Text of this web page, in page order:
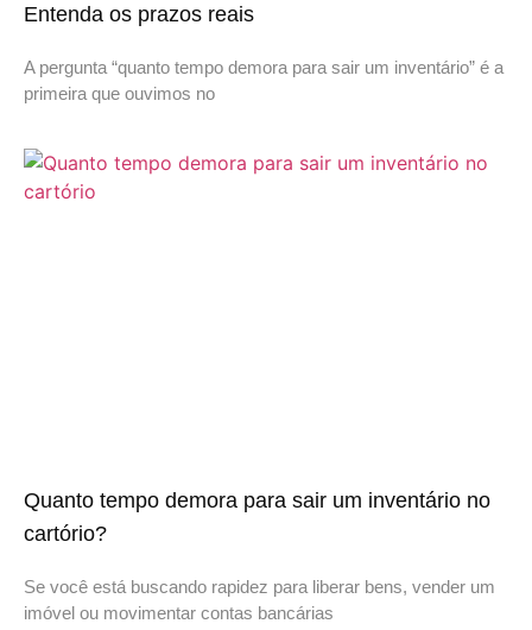
Entenda os prazos reais
A pergunta “quanto tempo demora para sair um inventário” é a
primeira que ouvimos no
Quanto tempo demora para sair um inventário no
cartório?
Se você está buscando rapidez para liberar bens, vender um
imóvel ou movimentar contas bancárias